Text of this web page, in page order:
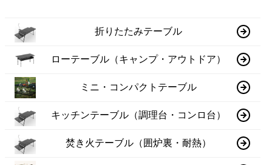
折りたたみテーブル
ローテーブル（キャンプ・アウトドア）
ミニ・コンパクトテーブル
キッチンテーブル（調理台・コンロ台）
焚き火テーブル（囲炉裏・耐熱）